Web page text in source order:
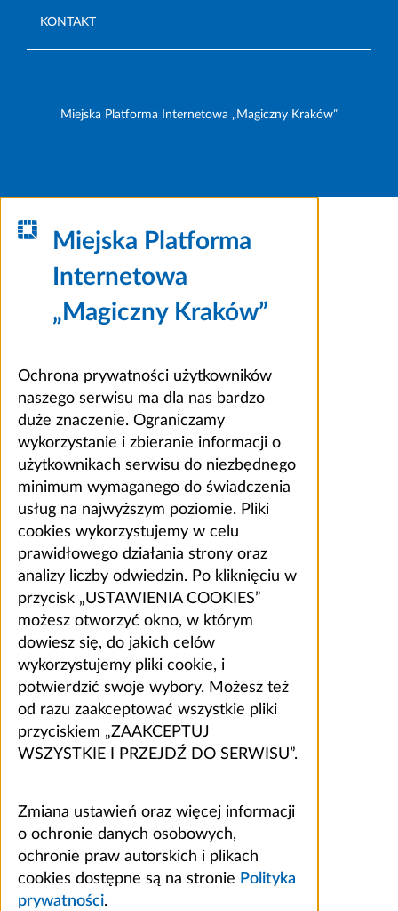
KONTAKT
Miejska Platforma Internetowa „Magiczny Kraków”
Miejska Platforma
Internetowa
„Magiczny Kraków”
Ochrona prywatności użytkowników
naszego serwisu ma dla nas bardzo
duże znaczenie. Ograniczamy
wykorzystanie i zbieranie informacji o
użytkownikach serwisu do niezbędnego
minimum wymaganego do świadczenia
usług na najwyższym poziomie. Pliki
cookies wykorzystujemy w celu
prawidłowego działania strony oraz
analizy liczby odwiedzin. Po kliknięciu w
przycisk „USTAWIENIA COOKIES”
możesz otworzyć okno, w którym
dowiesz się, do jakich celów
wykorzystujemy pliki cookie, i
potwierdzić swoje wybory. Możesz też
od razu zaakceptować wszystkie pliki
przyciskiem „ZAAKCEPTUJ
WSZYSTKIE I PRZEJDŹ DO SERWISU”.
Zmiana ustawień oraz więcej informacji
o ochronie danych osobowych,
ochronie praw autorskich i plikach
cookies dostępne są na stronie Polityka
prywatności.